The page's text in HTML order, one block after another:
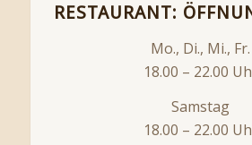
RESTAURANT:
Mo., Di., Mi., Fr.
18.00 – 22.00
Samstag
18.00 – 22.00